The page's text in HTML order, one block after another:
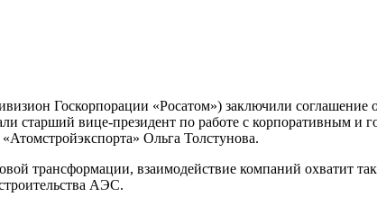
Госкорпорации «Росатом») заключили соглашение о
вице-президент по работе с корпоративным и
Ольга Толстунова.
трансформации, взаимодействие компаний охватит
АЭС.